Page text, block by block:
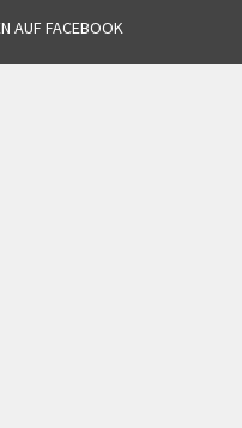
AUF FACEBOOK